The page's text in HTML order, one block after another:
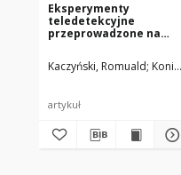
Eksperymenty
teledetekcyjne
przeprowadzone na
w ramach współpracy
międzynarodowej w
Kaczyński, Romuald
artykuł